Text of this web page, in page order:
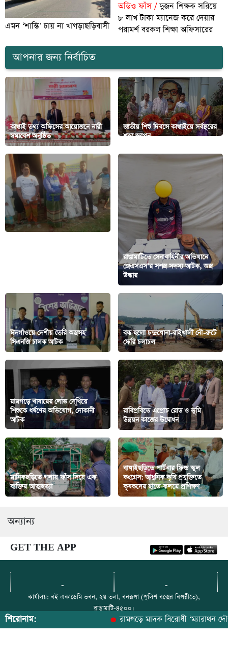
এমন ‘শান্তি’ চায় না খাগড়াছড়িবাসী
অডিও ফাঁস /দুজন শিক্ষক সরিয়ে
৮ লাখ টাকা ম্যানেজ করে দেয়ার
পরামর্শ বরকল শিক্ষা অফিসারের
আপনার জন্য নির্বাচিত
কাপ্তাই তথ্য অফিসের আয়োজনে নারী
সমাবেশ অনুষ্ঠিত
জাতীয় শিশু দিবসে কাপ্তাইয়ে সর্বস্থরের
শ্রদ্ধা জ্ঞাপন
রাঙামাটিতে সেনাবাহিনীর অভিযানে
জেএসএস’র সশস্ত্র সদস্য আটক, অস্ত্র
উদ্ধার
ঈদগাঁওয়ে দেশীয় তৈরি অস্ত্রসহ
সিএনজি চালক আটক
বন্ধ হলো চন্দ্রঘোনা-রাইখালী নৌ-রুটে
ফেরি চলাচল
রামগড়ে খাবারের লোভ দেখিয়ে
শিশুকে ধর্ষণের অভিযোগ, দোকানী
আটক
রাবিপ্রবিতে এপ্রোচ রোড ও ভূমি
উন্নয়ন কাজের উদ্বোধন
মানিকছড়িতে গলায় ফাঁস দিয়ে এক
ব্যক্তির আত্মহত্যা
বাঘাইছড়িতে পার্টনার ফিল্ড স্কুল
কংগ্রেস: আধুনিক কৃষি প্রযুক্তিতে
কৃষকদের হাতে-কলমে প্রশিক্ষণ
অন্যান্য
GET THE APP
- -
কার্যালয়: বই একাডেমি ভবন, ২য় তলা, বনরূপা (পুলিশ বক্সের বিপরীতে),
রাঙামাটি-৪৫০০।
যোগাযোগ: ০১৮ ১২- ৯০ ৭৯ ৬৫
শিরোনাম: রামগড়ে মাদক বিরোধী ‘ম্যারাথন দৌড়